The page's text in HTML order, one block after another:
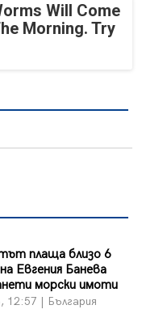
Will Come
Morning. Try
плаща близо 6
Евгения Банева
морски имоти
12:57 | България